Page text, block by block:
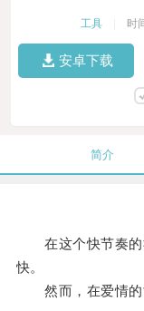
工具 时
安卓下载
简介
在这个快节奏的
快。
然而，在爱情的